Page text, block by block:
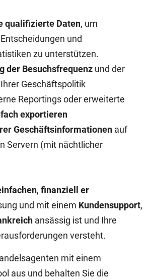
qualifizierte Daten, um
und
zu unterstützen.
der Besuchsfrequenz und der
Geschäftspolitik
Reportings oder erweiterte
exportieren
Geschäftsinformationen auf
Servern (mit nächtlicher
, finanziell er
und mit einem Kundensupport,
ansässig ist und Ihre
versteht.
mit einem
aus und behalten Sie die